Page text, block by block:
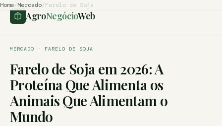
AgroNegócioWeb
Home/Mercado/Farelo de Soja
MERCADO · FARELO DE SOJA
Farelo de Soja em 2026: A
Proteína Que Alimenta os
Animais Que Alimentam o
Mundo